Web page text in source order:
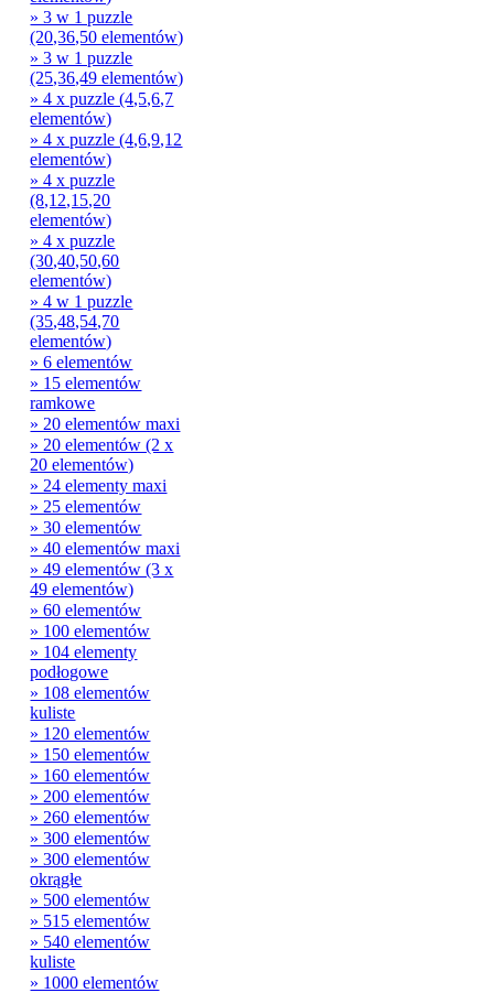
» 3 w 1 puzzle
(20,36,50 elementów)
» 3 w 1 puzzle
(25,36,49 elementów)
» 4 x puzzle (4,5,6,7
elementów)
» 4 x puzzle (4,6,9,12
elementów)
» 4 x puzzle
(8,12,15,20
elementów)
» 4 x puzzle
(30,40,50,60
elementów)
» 4 w 1 puzzle
(35,48,54,70
elementów)
» 6 elementów
» 15 elementów
ramkowe
» 20 elementów maxi
» 20 elementów (2 x
20 elementów)
» 24 elementy maxi
» 25 elementów
» 30 elementów
» 40 elementów maxi
» 49 elementów (3 x
49 elementów)
» 60 elementów
» 100 elementów
» 104 elementy
podłogowe
» 108 elementów
kuliste
» 120 elementów
» 150 elementów
» 160 elementów
» 200 elementów
» 260 elementów
» 300 elementów
» 300 elementów
okrągłe
» 500 elementów
» 515 elementów
» 540 elementów
kuliste
» 1000 elementów